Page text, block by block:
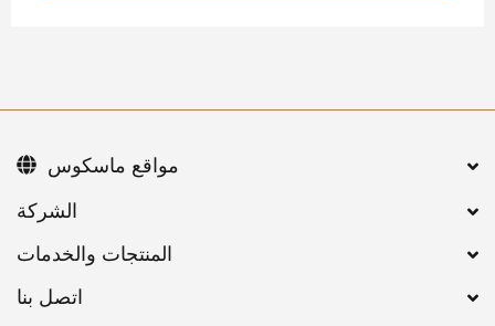
اتصل بنا
مواقع ماسكوس